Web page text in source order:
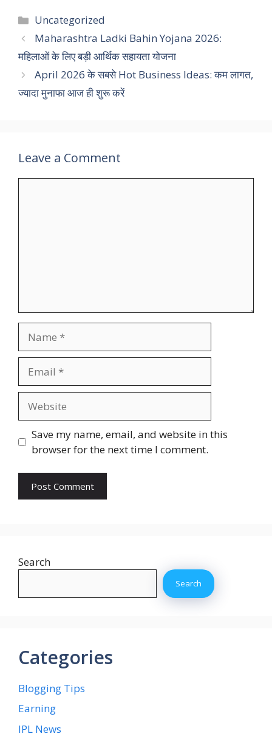
Categories
Uncategorized
Maharashtra Ladki Bahin Yojana 2026:
महिलाओं के लिए बड़ी आर्थिक सहायता योजना
April 2026 के सबसे Hot Business Ideas: कम लागत,
ज्यादा मुनाफा आज ही शुरू करें
Leave a Comment
Save my name, email, and website in this
browser for the next time I comment.
Search
Search
Categories
Blogging Tips
Earning
IPL News